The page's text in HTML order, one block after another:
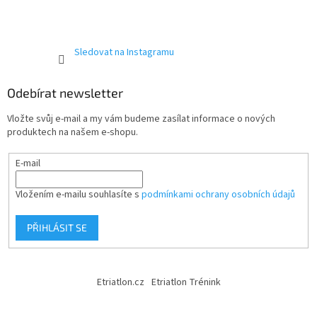
Sledovat na Instagramu
Odebírat newsletter
Vložte svůj e-mail a my vám budeme zasílat informace o nových
produktech na našem e-shopu.
E-mail
Vložením e-mailu souhlasíte s podmínkami ochrany osobních údajů
PŘIHLÁSIT SE
Etriatlon.cz Etriatlon Trénink